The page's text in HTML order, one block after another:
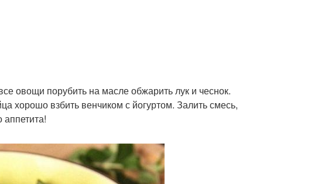
овощи порубить на масле обжарить лук и чеснок.
хорошо взбить венчиком с йогуртом. Залить смесь,